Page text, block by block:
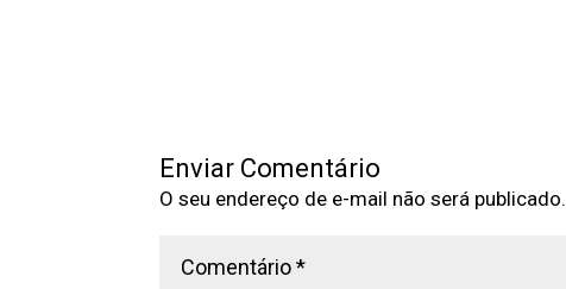
Enviar Comentário
O seu endereço de e-mail não será publicado.